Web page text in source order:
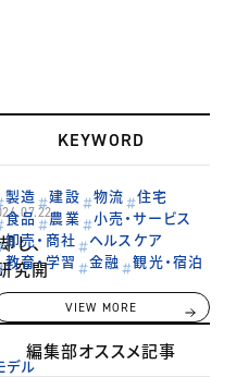
し、
究開
デル
KEYWORD
製造 建設 物流
住宅
食品
農業
小売・サービス
卸売・商社
ヘルスケア
教育・学習
金融 観光・宿泊
VIEW MORE
編集部オススメ記事